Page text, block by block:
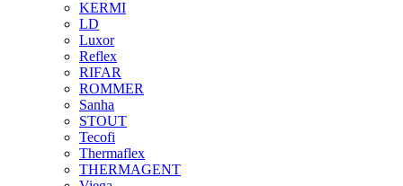
KERMI
LD
Luxor
Reflex
RIFAR
ROMMER
Sanha
STOUT
Tecofi
Thermaflex
THERMAGENT